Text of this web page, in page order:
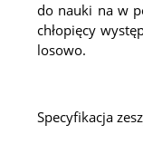
do nauki na w
chłopięcy
losowo.
Specyfikacja